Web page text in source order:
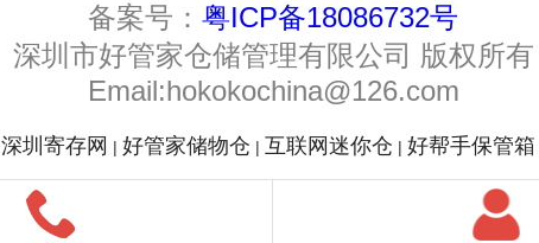
备案号： 粤ICP备18086732号
深圳市好管家仓储管理有限公司 版权所有
Email:hokokochina@126.com
深圳寄存网 | 好管家储物仓 | 互联网迷你仓 | 好帮手保管箱